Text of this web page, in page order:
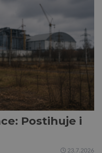
členovci patřící do
se takzvanými
právě […]
Postihuje i
23.7.2026